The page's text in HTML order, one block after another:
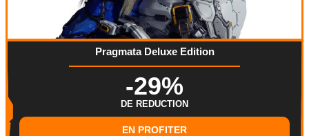
Pragmata Deluxe Edition
-29%
DE REDUCTION
EN PROFITER